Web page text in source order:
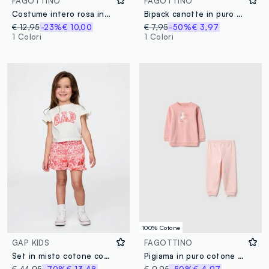
Costume intero rosa in tessuto elasticizzato con fiori applicati per bimba
€ 12,95-23%€ 10,00
1 Colori
Bipack canotte in puro cotone multicolor da neonata con girasoli
€ 7,95-50%€ 3,97
1 Colori
GAP KIDS
Set in misto cotone con logo GAP
100% Cotone
FAGOTTINO
Pigiama in puro cotone rosa da neonata regular fit con stampa